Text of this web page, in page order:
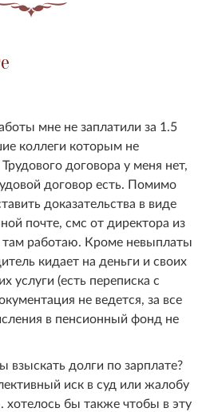
мне не заплатили за 1.5
коллеги которым не
договора у меня нет,
договор есть. Помимо
доказательства в виде
почте, смс от директора из
там работаю. Кроме невыплаты
кидает на деньги и своих
услуги (есть переписка с
не ведется, за все
в пенсионный фонд не
взыскать долги по зарплате?
иск в суд или жалобу
бы также чтобы в эту